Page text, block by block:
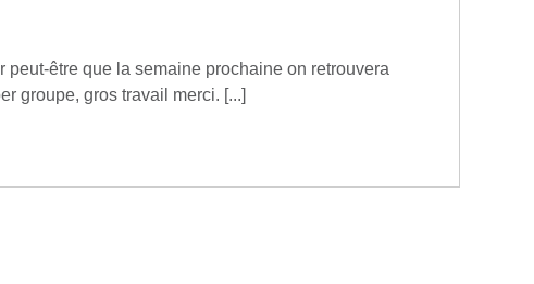
peut-être que la semaine prochaine on retrouvera
groupe, gros travail merci. [...]